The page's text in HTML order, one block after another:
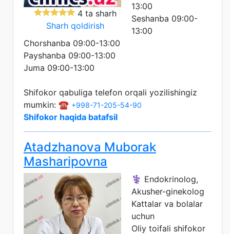
4 ta sharh
Sharh qoldirish
13:00
Seshanba 09:00-
13:00
Chorshanba 09:00-13:00
Payshanba 09:00-13:00
Juma 09:00-13:00
Shifokor qabuliga telefon orqali yozilishingiz
mumkin: ☎️ +998-71-205-54-90
Shifokor haqida batafsil
Atadzhanova Muborak
Masharipovna
⚕️ Endokrinolog,
Akusher-ginekolog
Kattalar va bolalar
uchun
Oliy toifali shifokor